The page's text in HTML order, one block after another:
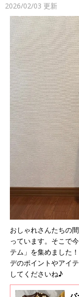
2026/02/03 更新
おしゃれさんたちの
っています。そこで
テム」を集めました
デのポイントやアイ
してくださいね♪